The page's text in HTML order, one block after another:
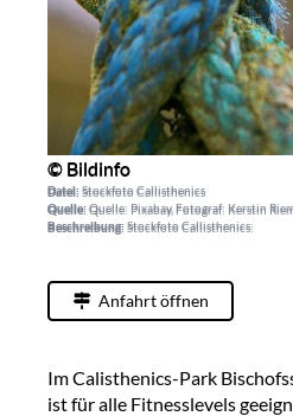
© Bildinfo
Datei: Stockfoto Callisthenics
Quelle: Quelle: Pixabay, Fotograf: Kerstin
Beschreibung: Stockfoto Callisthenics:
© Bildinfo
Datei: Stockfoto Callisthenics
Quelle: Quelle: Pixabay, Fotograf: Kerstin
Beschreibung: Stockfoto Callisthenics:
Anfahrt öffnen
Im Calisthenics-Park
ist für alle Fitnesslevels